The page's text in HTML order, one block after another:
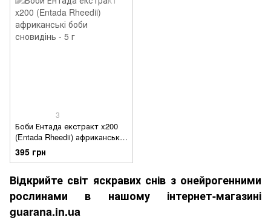
3
Боби Ентада екстракт x200
(Entada Rheedii) африканські
боби сновидінь - 5 г
395 грн
Відкрийте світ яскравих снів з онейрогенними
рослинами в нашому інтернет-магазині
guarana.in.ua